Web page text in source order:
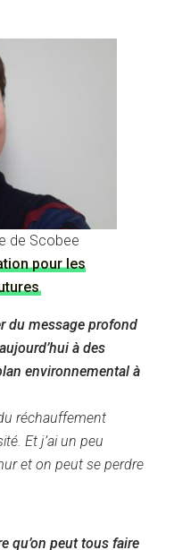
de Scobee
pour les
du message profond
à des
environnemental à
réchauffement
Et j’ai un peu
et on peut se perdre
qu’on peut tous faire